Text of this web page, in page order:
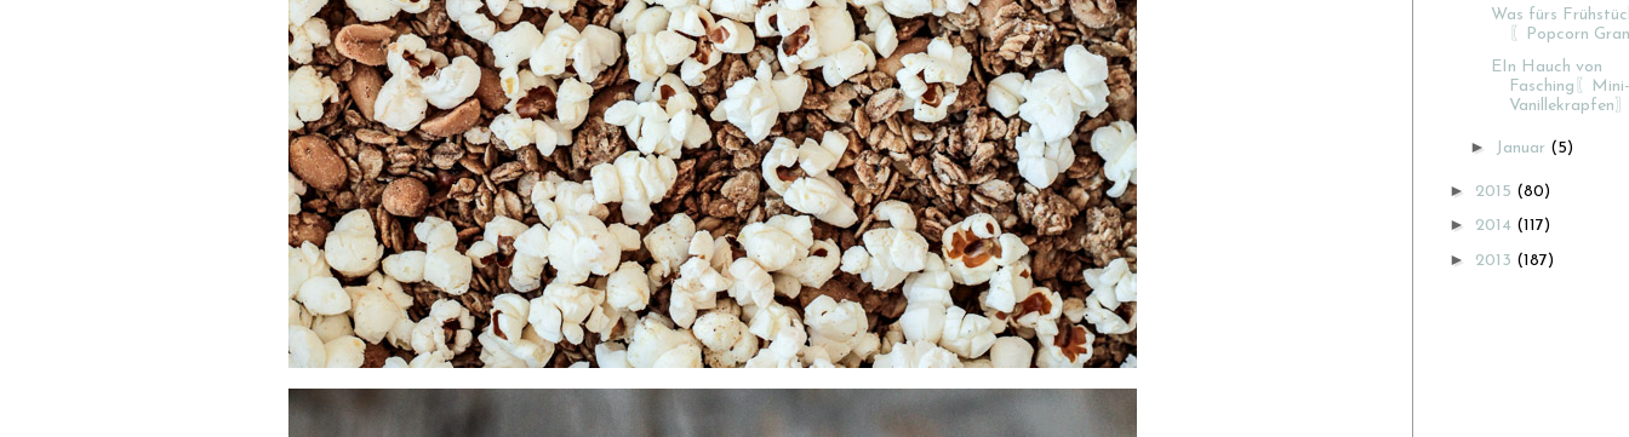
Was fürs
〖Popcorn
EIn Hauch von
Fasching〖Mini-
Vanillekrapfen
► Januar (5)
► 2015 (80)
► 2014 (117)
► 2013 (187)